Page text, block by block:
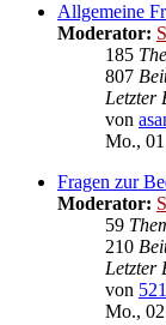
Allgemeine
Moderator:
185
807
Letzter
von
Mo.,
Fragen zur
Moderator:
59
210
Letzter
von
Mo.,